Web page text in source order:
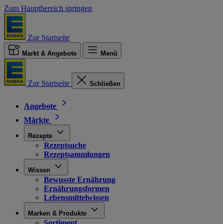
Zum Hauptbereich springen
Zur Startseite
Markt & Angebote Menü
Zur Startseite Schließen
Angebote
Märkte
Rezepte
Rezeptsuche
Rezeptsammlungen
Wissen
Bewusste Ernährung
Ernährungsformen
Lebensmittelwissen
Marken & Produkte